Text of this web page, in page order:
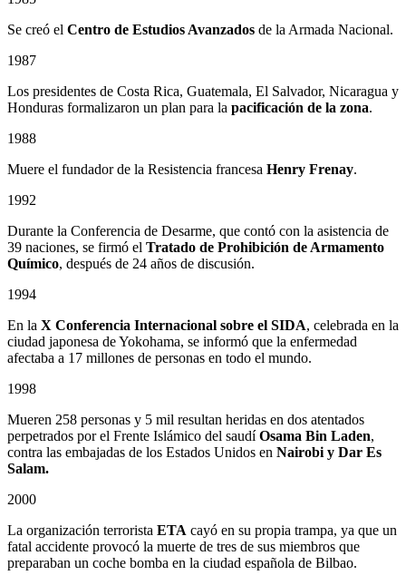
Se creó el Centro de Estudios Avanzados de la Armada Nacional.
1987
Los presidentes de Costa Rica, Guatemala, El Salvador, Nicaragua y
Honduras formalizaron un plan para la pacificación de la zona.
1988
Muere el fundador de la Resistencia francesa Henry Frenay.
1992
Durante la Conferencia de Desarme, que contó con la asistencia de
39 naciones, se firmó el Tratado de Prohibición de Armamento
Químico, después de 24 años de discusión.
1994
En la X Conferencia Internacional sobre el SIDA, celebrada en la
ciudad japonesa de Yokohama, se informó que la enfermedad
afectaba a 17 millones de personas en todo el mundo.
1998
Mueren 258 personas y 5 mil resultan heridas en dos atentados
perpetrados por el Frente Islámico del saudíOsama Bin Laden,
contra las embajadas de los Estados Unidos en Nairobi y Dar Es
Salam.
2000
La organización terrorista ETA cayó en su propia trampa, ya que un
fatal accidente provocó la muerte de tres de sus miembros que
preparaban un coche bomba en la ciudad española de Bilbao.